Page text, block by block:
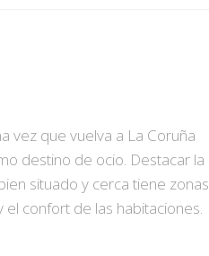
vez que vuelva a La Coruña
destino de ocio. Destacar la
situado y cerca tiene zonas
confort de las habitaciones.